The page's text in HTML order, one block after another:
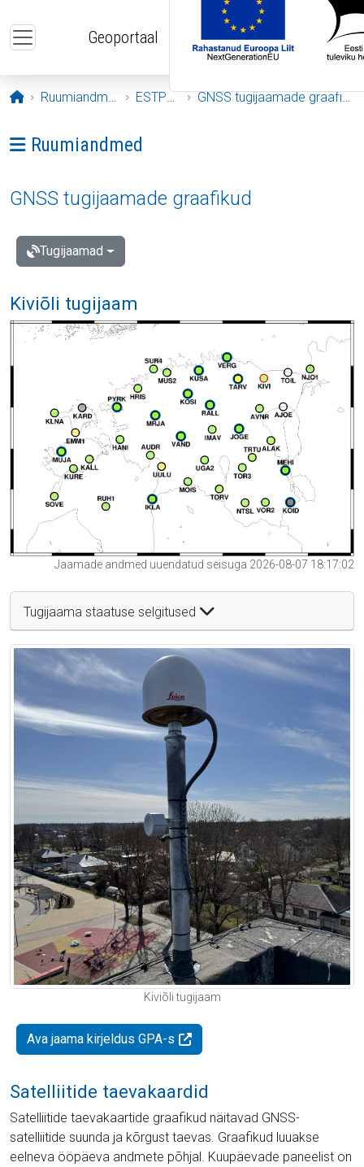
Geoportaal
Avaleht
Ruumiandmed ESTPOS GNSS tugijaamade graafikud
Ava menüü: Ruumiandmed
Ruumiandmed
GNSS tugijaamade graafikud
Tugijaamad
Kiviõli tugijaam
Jaamade andmed uuendatud seisuga 2026-08-07 18:17:02
Tugijaama staatuse selgitused
Kiviõli tugijaam
Ava jaama kirjeldus GPA-s
Satelliitide taevakaardid
Satelliitide taevakaartide graafikud näitavad GNSS-
satelliitide suunda ja kõrgust taevas. Graafikud luuakse
eelneva ööpäeva andmete põhjal. Kuupäevade paneelist on